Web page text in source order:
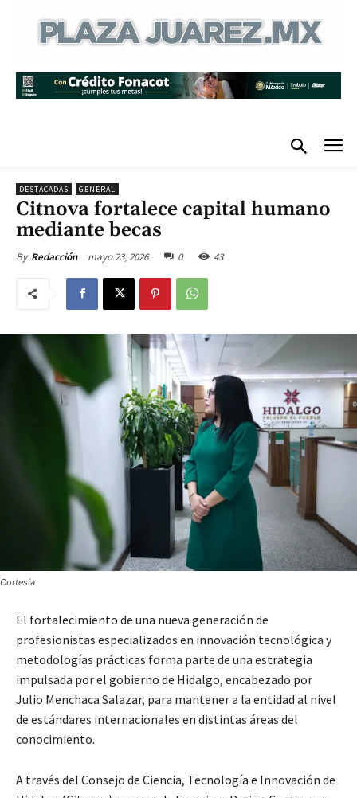
DESTACADAS GENERAL
Citnova fortalece capital humano
mediante becas
By Redacción mayo 23, 2026 0 43
Cortesía
El fortalecimiento de una nueva generación de
profesionistas especializados en innovación tecnológica y
metodologías prácticas forma parte de una estrategia
impulsada por el gobierno de Hidalgo, encabezado por
Julio Menchaca Salazar, para mantener a la entidad al nivel
de estándares internacionales en distintas áreas del
conocimiento.
A través del Consejo de Ciencia, Tecnología e Innovación de